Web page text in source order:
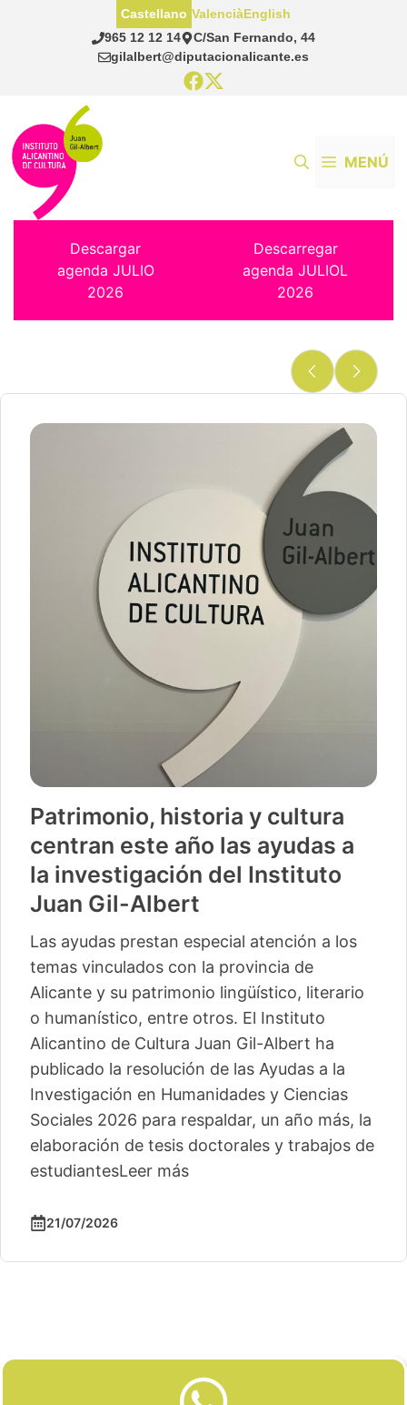
965 12 12 14
C/San Fernando, 44
gilalbert@diputacionalicante.es
Castellano ValenciàEnglish
MENÚ
Descargar
agenda JULIO
2026
Descarregar
agenda JULIOL
2026
Patrimonio, historia y cultura
centran este año las ayudas a
la investigación del Instituto
Juan Gil-Albert
Las ayudas prestan especial atención a los
temas vinculados con la provincia de
Alicante y su patrimonio lingüístico, literario
o humanístico, entre otros. El Instituto
Alicantino de Cultura Juan Gil-Albert ha
publicado la resolución de las Ayudas a la
Investigación en Humanidades y Ciencias
Sociales 2026 para respaldar, un año más, la
elaboración de tesis doctorales y trabajos de
estudiantesLeer más
21/07/2026